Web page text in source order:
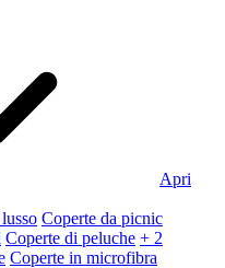
Apri
Coperte da picnic
Coperte di peluche + 2
Coperte in microfibra